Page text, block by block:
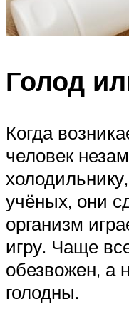
Голод
Когда
человек
учёных, они
организм
игру. Чаще
обезвожен, а
голодны.